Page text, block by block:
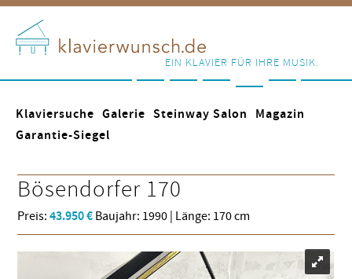
EIN KLAVIER FÜR IHRE MUSIK.
Klaviersuche Galerie Steinway Salon
Magazin
Garantie-Siegel
Bösendorfer 170
Preis:43.950 € Baujahr: 1990 | Länge: 170 cm